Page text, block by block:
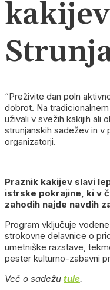
“Preživite dan poln
dobrot. Na
uživali v svežih kakijih ali
strunjanskih sadežev in v
organizatorji.
Praznik kakijev slavi
istrske pokrajine, ki v
zahodih najde navdih
Program vključuje
strokovne delavnice o
umetniške razstave,
pester kulturno-zabavni
Več o sadežu tule.